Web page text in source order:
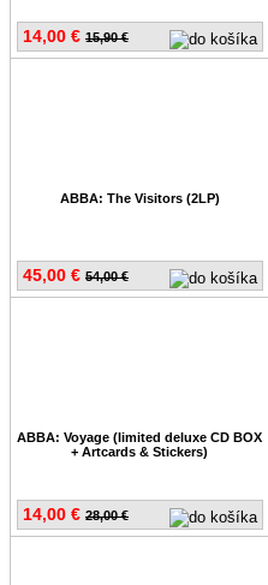
14,00 € 15,90 €
45,00 € 54,00 €
ABBA: The Visitors (2LP)
14,00 € 28,00 €
ABBA: Voyage (limited deluxe CD BOX
+ Artcards & Stickers)